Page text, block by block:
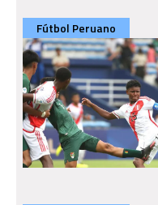
Fútbol Peruano